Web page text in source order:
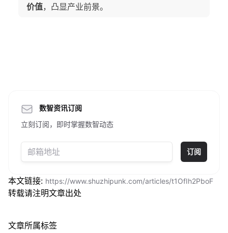
价值，凸显产业前景。
数智资讯订阅
立刻订阅，即时掌握数智动态
订阅
本文链接: https://www.shuzhipunk.com/articles/t1OfIh2PboF
转载请注明文章出处
文章所属标签